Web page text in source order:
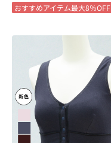
おすすめアイテム最大8％OFF